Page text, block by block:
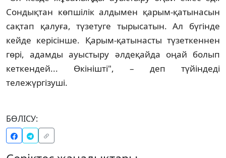
Сондықтан көпшілік алдымен қарым-қатынасын
сақтап қалуға, түзетуге тырысатын. Ал бүгінде
кейде керісінше. Қарым-қатынасты түзеткеннен
гөрі, адамды ауыстыру әлдеқайда оңай болып
кеткендей... Өкінішті", – деп түйіндеді
тележүргізуші.
БӨЛІСУ: